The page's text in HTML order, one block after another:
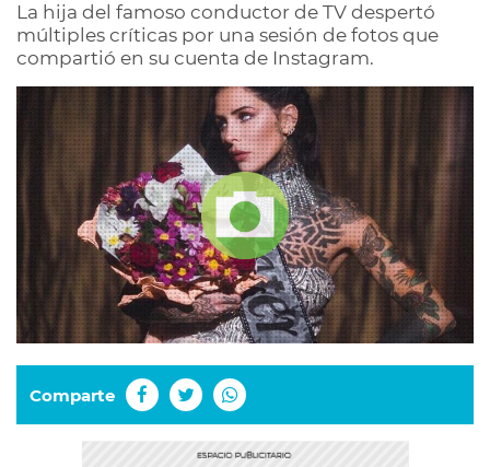
La hija del famoso conductor de TV despertó
múltiples críticas por una sesión de fotos que
compartió en su cuenta de Instagram.
Comparte